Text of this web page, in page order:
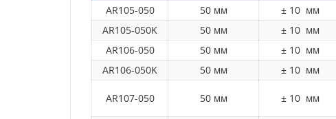
AR105-050 50 мм ± 10 мм
AR105-050K
50 мм ± 10 мм
AR106-050
50 мм ± 10 мм
AR106-050K
50 мм ± 10 мм
AR107-050 50 мм ± 10 мм